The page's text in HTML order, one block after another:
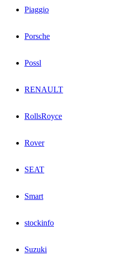
Piaggio
Porsche
Possl
RENAULT
RollsRoyce
Rover
SEAT
Smart
stockinfo
Suzuki